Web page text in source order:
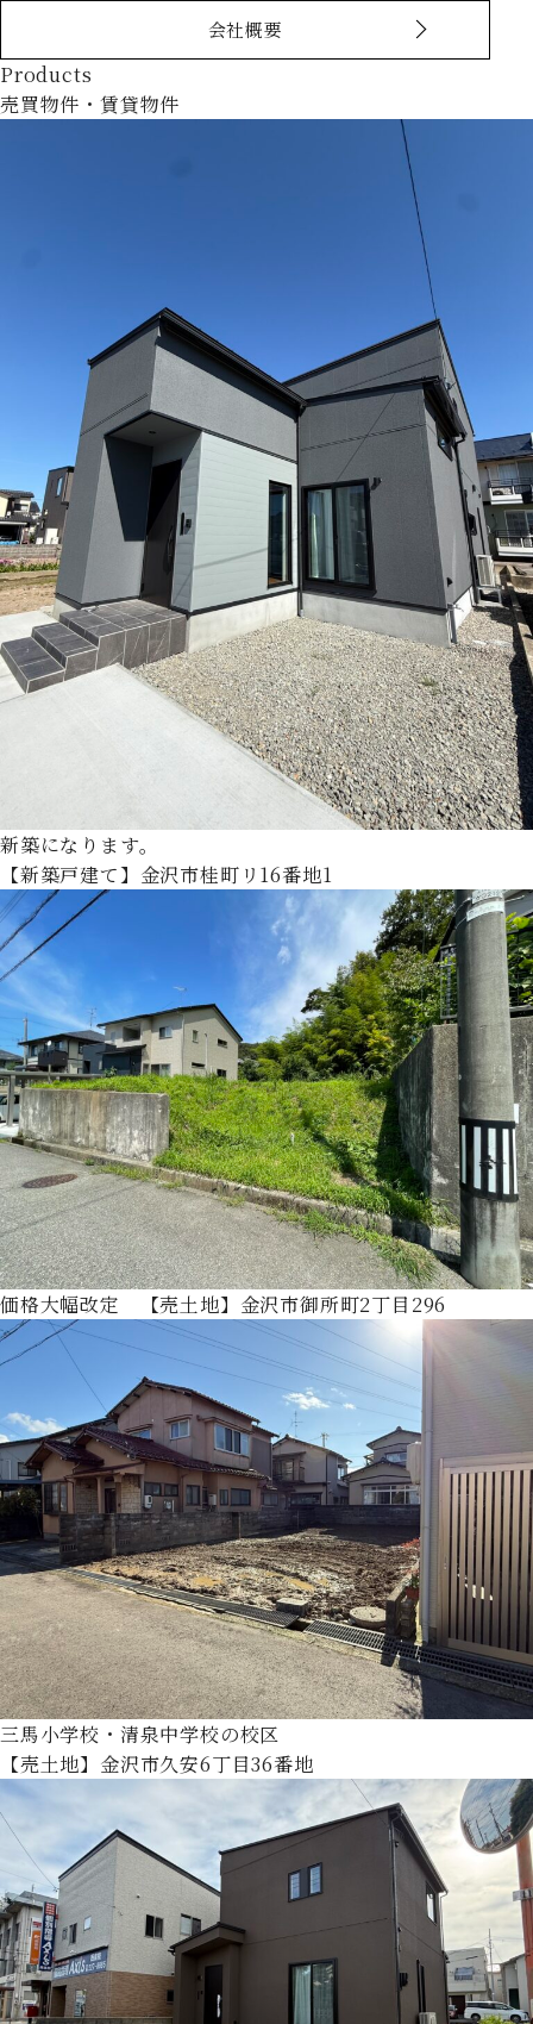
会社概要
Products
売買物件・賃貸物件
新築になります。
【新築戸建て】金沢市桂町リ16番地1
価格大幅改定 【売土地】金沢市御所町2丁目296
三馬小学校・清泉中学校の校区
【売土地】金沢市久安6丁目36番地